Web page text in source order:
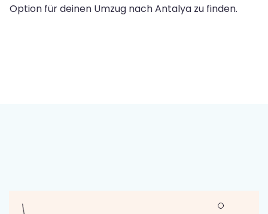
Option für deinen Umzug nach Antalya zu finden.